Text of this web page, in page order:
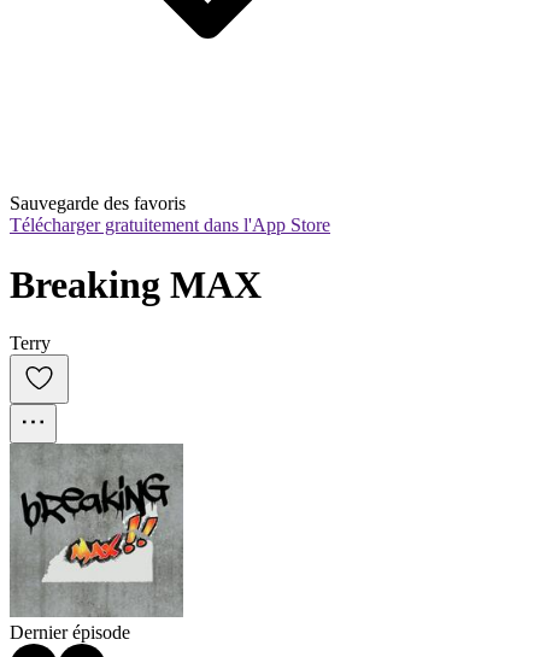
Sauvegarde des favoris
Télécharger gratuitement dans l'App Store
Breaking MAX
Terry
Dernier épisode